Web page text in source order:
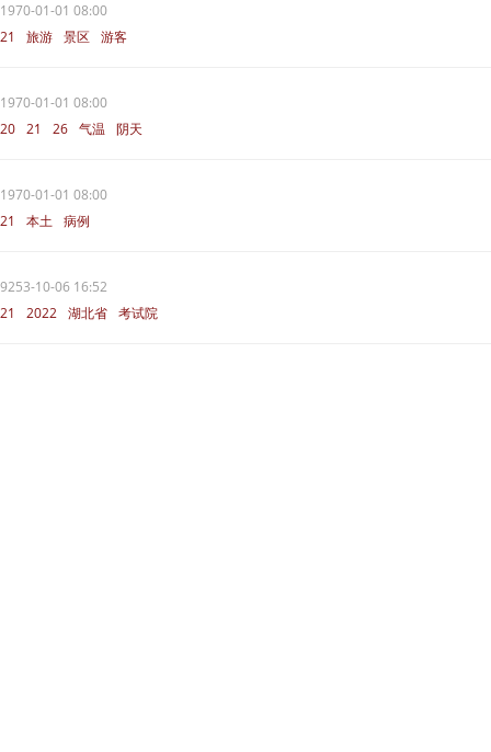
1970-01-01 08:00
21
旅游 景区 游客
1970-01-01 08:00
20 21 26 气温 阴天
1970-01-01 08:00
21
本土 病例
9253-10-06 16:52
21
2022 湖北省 考试院